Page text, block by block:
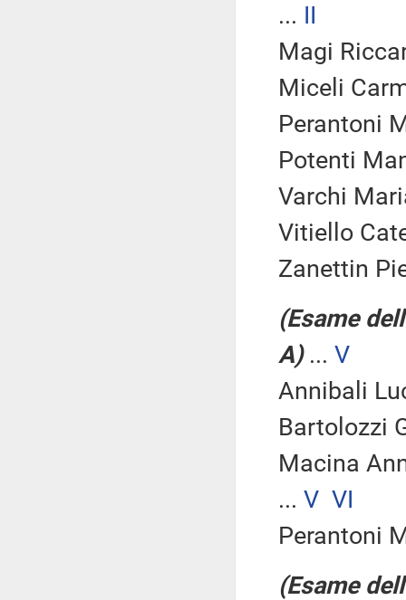
... II
Magi
Miceli
Perantoni
Potenti
Varchi
Vitiello
Zanettin
(Esame
A) ... V
Annibali
Bartolozzi
Macina
... V VI
Perantoni
(Esame